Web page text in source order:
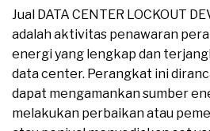
Jual DATA CENTER LOCKOUT
adalah aktivitas penawaran
energi yang lengkap dan
data center. Perangkat ini
dapat mengamankan sumber
melakukan perbaikan atau